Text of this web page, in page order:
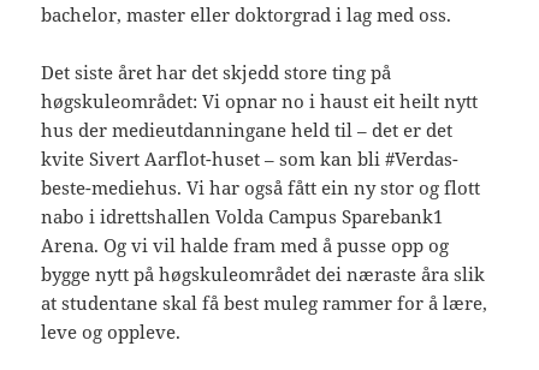
bachelor, master eller doktorgrad i lag med oss.
Det siste året har det skjedd store ting på
høgskuleområdet: Vi opnar no i haust eit heilt nytt
hus der medieutdanningane held til – det er det
kvite Sivert Aarflot-huset – som kan bli #Verdas-
beste-mediehus. Vi har også fått ein ny stor og flott
nabo i idrettshallen Volda Campus Sparebank1
Arena. Og vi vil halde fram med å pusse opp og
bygge nytt på høgskuleområdet dei næraste åra slik
at studentane skal få best muleg rammer for å lære,
leve og oppleve.